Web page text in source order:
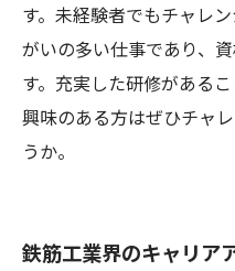
す。未経験者でもチャレ
がいの多い仕事であり、
す。充実した研修がある
興味のある方はぜひチャ
うか。
鉄筋工業界のキャリア